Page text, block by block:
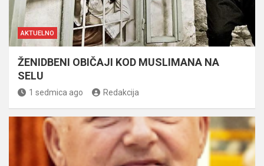
AKTUELNO
ŽENIDBENI OBIČAJI KOD MUSLIMANA NA
SELU
1 sedmica ago Redakcija